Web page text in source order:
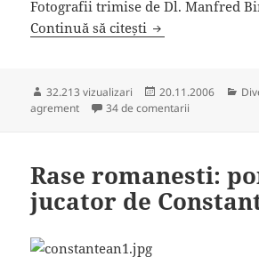
Fotografii trimise de Dl. Manfred
Continuă să citești Rase
32.213 vizualizari
Publicat
pe
20.11.2006
agrement
34 de comentarii
Rase romanesti:
jucator de